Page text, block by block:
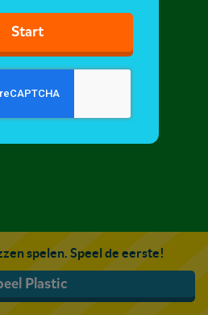
spelen. Speel de eerste!
Plastic
Start